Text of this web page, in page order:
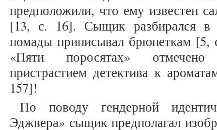
предположили, что ему известен
[13, с. 16]. Сыщик разбирался в
помады приписывал брюнеткам [5,
«Пяти поросятах» отмечено
пристрастием детектива к
157]!
По поводу гендерной
Эджвера» сыщик предполагал